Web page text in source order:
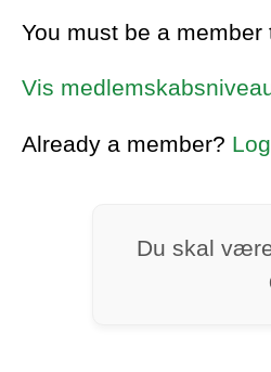
You must be a member
Vis
Already a member?
Du skal